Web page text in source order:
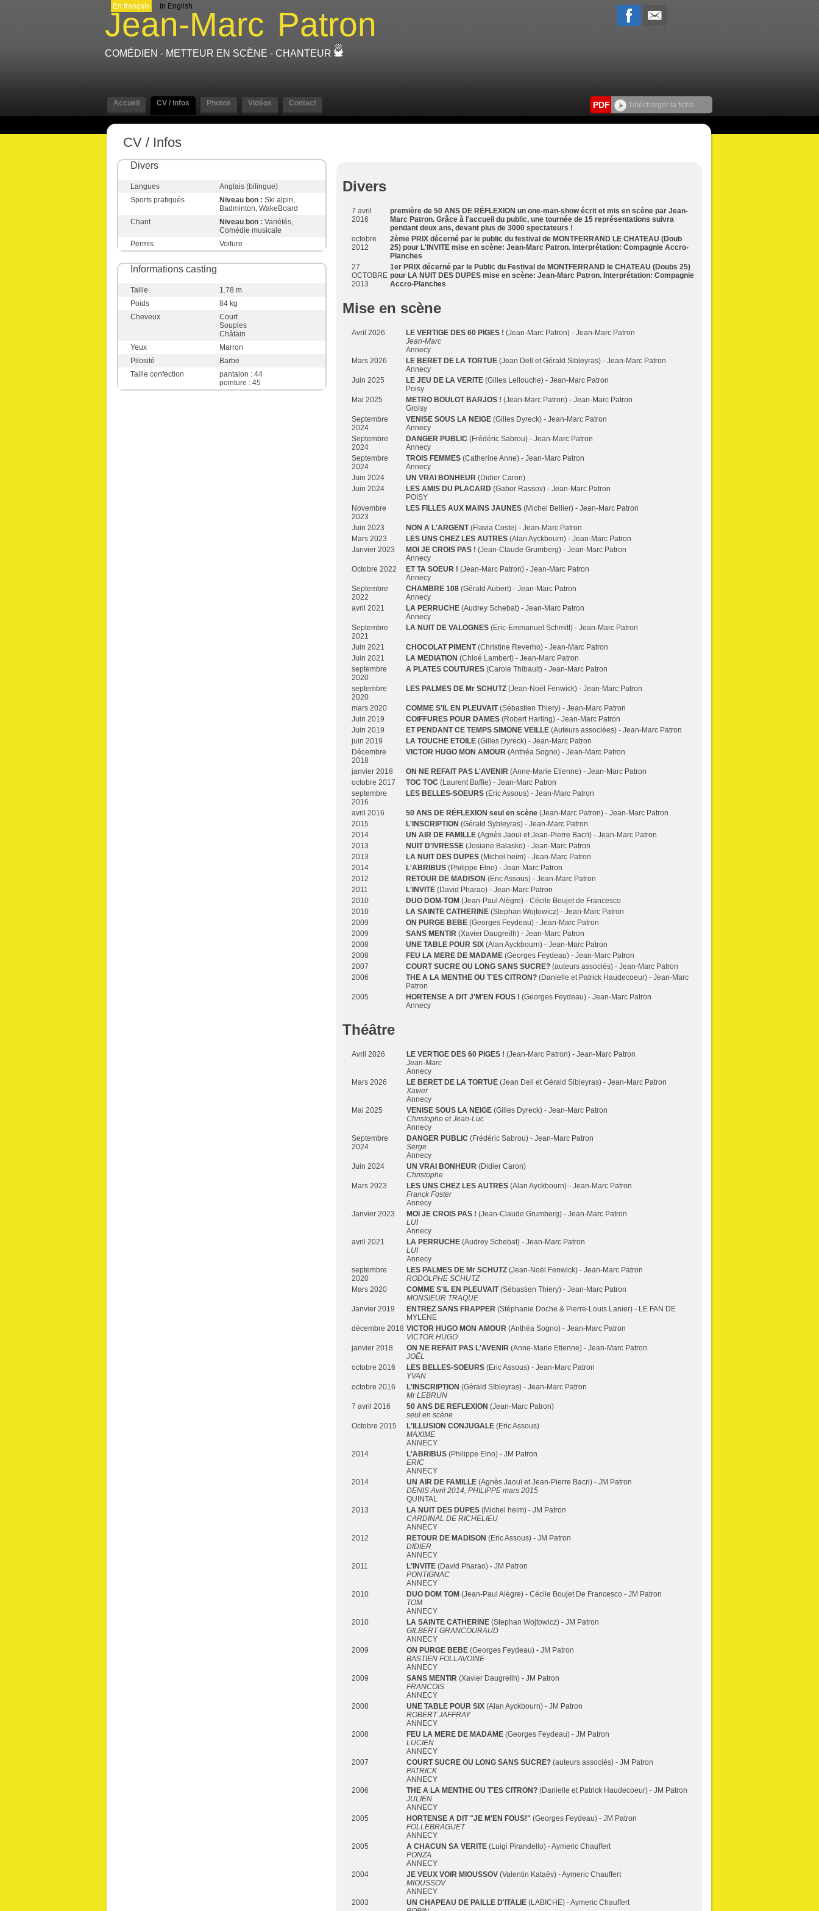
En français In English
Jean-Marc Patron
COMÉDIEN - METTEUR EN SCÈNE - CHANTEUR
Accueil CV / Infos Photos Vidéos Contact PDF Télécharger la fiche
CV / Infos
Divers
Langues
Anglais (bilingue)
Sports pratiqués
Niveau bon : Ski alpin,
Badminton, WakeBoard
Chant
Niveau bon : Variétés,
Comédie musicale
Permis
Voiture
Informations casting
Taille
1.78 m
Poids
84 kg
Cheveux
Court
Souples
Châtain
Yeux
Marron
Pilosité
Barbe
Taille confection
pantalon : 44
pointure : 45
Divers
7 avril
2016
première de 50 ANS DE RÉFLEXION un one-man-show écrit et mis en scène par Jean-
Marc Patron. Grâce à l'accueil du public, une tournée de 15 représentations suivra
pendant deux ans, devant plus de 3000 spectateurs !
octobre
2012
2ème PRIX décerné par le public du festival de MONTFERRAND LE CHATEAU (Doub
25) pour L'INVITE mise en scène: Jean-Marc Patron. Interprétation: Compagnie Accro-
Planches
27
OCTOBRE
2013
1er PRIX décerné par le Public du Festival de MONTFERRAND le CHATEAU (Doubs 25)
pour LA NUIT DES DUPES mise en scène: Jean-Marc Patron. Interprétation: Compagnie
Accro-Planches
Mise en scène
Avril 2026 LE VERTIGE DES 60 PIGES ! (Jean-Marc Patron) - Jean-Marc Patron
Jean-Marc
Annecy
Mars 2026
LE BERET DE LA TORTUE (Jean Dell et Gérald Sibleyras) - Jean-Marc Patron
Annecy
Juin 2025
LE JEU DE LA VERITE (Gilles Lellouche) - Jean-Marc Patron
Poisy
Mai 2025
METRO BOULOT BARJOS ! (Jean-Marc Patron) - Jean-Marc Patron
Groisy
Septembre
2024
VENISE SOUS LA NEIGE (Gilles Dyreck) - Jean-Marc Patron
Annecy
Septembre
2024
DANGER PUBLIC (Frédéric Sabrou) - Jean-Marc Patron
Annecy
Septembre
2024
TROIS FEMMES (Catherine Anne) - Jean-Marc Patron
Annecy
Juin 2024
UN VRAI BONHEUR (Didier Caron)
Juin 2024
LES AMIS DU PLACARD (Gabor Rassov) - Jean-Marc Patron
POISY
Novembre
2023
LES FILLES AUX MAINS JAUNES (Michel Bellier) - Jean-Marc Patron
Juin 2023 NON A L'ARGENT(Flavia Coste) - Jean-Marc Patron
Mars 2023
LES UNS CHEZ LES AUTRES (Alan Ayckbourn) - Jean-Marc Patron
Janvier 2023
MOI JE CROIS PAS ! (Jean-Claude Grumberg) - Jean-Marc Patron
Annecy
Octobre 2022
ET TA SOEUR ! (Jean-Marc Patron) - Jean-Marc Patron
Annecy
Septembre
2022
CHAMBRE 108 (Gérald Aubert) - Jean-Marc Patron
Annecy
avril 2021
LA PERRUCHE (Audrey Schebat) - Jean-Marc Patron
Annecy
Septembre
2021
LA NUIT DE VALOGNES (Eric-Emmanuel Schmitt) - Jean-Marc Patron
Juin 2021 CHOCOLAT PIMENT(Christine Reverho) - Jean-Marc Patron
Juin 2021
LA MEDIATION (Chloé Lambert) - Jean-Marc Patron
septembre
2020
A PLATES COUTURES (Carole Thibault) - Jean-Marc Patron
septembre
2020
LES PALMES DE Mr SCHUTZ (Jean-Noël Fenwick) - Jean-Marc Patron
mars 2020 COMME S'IL EN PLEUVAIT(Sébastien Thiery) - Jean-Marc Patron
Juin 2019
COIFFURES POUR DAMES (Robert Harling) - Jean-Marc Patron
Juin 2019
ET PENDANT CE TEMPS SIMONE VEILLE (Auteurs associées) - Jean-Marc Patron
juin 2019
LA TOUCHE ETOILE (Gilles Dyreck) - Jean-Marc Patron
Décembre
2018
VICTOR HUGO MON AMOUR (Anthéa Sogno) - Jean-Marc Patron
janvier 2018 ON NE REFAIT PAS L'AVENIR (Anne-Marie Etienne) - Jean-Marc Patron
octobre 2017
TOC TOC (Laurent Baffie) - Jean-Marc Patron
septembre
2016
LES BELLES-SOEURS (Eric Assous) - Jean-Marc Patron
avril 2016 50 ANS DE RÉFLEXION seul en scène (Jean-Marc Patron) - Jean-Marc Patron
2015
L'INSCRIPTION (Gérald Sybleyras) - Jean-Marc Patron
2014
UN AIR DE FAMILLE (Agnès Jaoui et Jean-Pierre Bacri) - Jean-Marc Patron
2013
NUIT D'IVRESSE (Josiane Balasko) - Jean-Marc Patron
2013
LA NUIT DES DUPES (Michel heim) - Jean-Marc Patron
2014
L'ABRIBUS (Philippe Elno) - Jean-Marc Patron
2012
RETOUR DE MADISON (Eric Assous) - Jean-Marc Patron
2011
L'INVITE (David Pharao) - Jean-Marc Patron
2010
DUO DOM-TOM (Jean-Paul Alègre) - Cécile Boujet de Francesco
2010
LA SAINTE CATHERINE (Stephan Wojtowicz) - Jean-Marc Patron
2009
ON PURGE BEBE (Georges Feydeau) - Jean-Marc Patron
2009
SANS MENTIR (Xavier Daugreilh) - Jean-Marc Patron
2008
UNE TABLE POUR SIX (Alan Ayckbourn) - Jean-Marc Patron
2008
FEU LA MERE DE MADAME (Georges Feydeau) - Jean-Marc Patron
2007
COURT SUCRE OU LONG SANS SUCRE? (auteurs associés) - Jean-Marc Patron
2006
THE A LA MENTHE OU T'ES CITRON? (Danielle et Patrick Haudecoeur) - Jean-Marc
Patron
2005
HORTENSE A DIT J'M'EN FOUS ! (Georges Feydeau) - Jean-Marc Patron
Annecy
Théâtre
Avril 2026 LE VERTIGE DES 60 PIGES ! (Jean-Marc Patron) - Jean-Marc Patron
Jean-Marc
Annecy
Mars 2026
LE BERET DE LA TORTUE (Jean Dell et Gérald Sibleyras) - Jean-Marc Patron
Xavier
Annecy
Mai 2025
VENISE SOUS LA NEIGE (Gilles Dyreck) - Jean-Marc Patron
Christophe et Jean-Luc
Annecy
Septembre
2024
DANGER PUBLIC (Frédéric Sabrou) - Jean-Marc Patron
Serge
Annecy
Juin 2024
UN VRAI BONHEUR (Didier Caron)
Christophe
Mars 2023
LES UNS CHEZ LES AUTRES (Alan Ayckbourn) - Jean-Marc Patron
Franck Foster
Annecy
Janvier 2023
MOI JE CROIS PAS ! (Jean-Claude Grumberg) - Jean-Marc Patron
LUI
Annecy
avril 2021
LA PERRUCHE (Audrey Schebat) - Jean-Marc Patron
LUI
Annecy
septembre
2020
LES PALMES DE Mr SCHUTZ (Jean-Noël Fenwick) - Jean-Marc Patron
RODOLPHE SCHUTZ
Mars 2020
COMME S'IL EN PLEUVAIT(Sébastien Thiery) - Jean-Marc Patron
MONSIEUR TRAQUE
Janvier 2019
ENTREZ SANS FRAPPER (Stéphanie Doche & Pierre-Louis Lanier) - LE FAN DE
MYLENE
décembre 2018 VICTOR HUGO MON AMOUR (Anthéa Sogno) - Jean-Marc Patron
VICTOR HUGO
janvier 2018
ON NE REFAIT PAS L'AVENIR (Anne-Marie Etienne) - Jean-Marc Patron
JOËL
octobre 2016
LES BELLES-SOEURS (Eric Assous) - Jean-Marc Patron
YVAN
octobre 2016
L'INSCRIPTION (Gérald SIbleyras) - Jean-Marc Patron
Mr LEBRUN
7 avril 2016
50 ANS DE REFLEXION (Jean-Marc Patron)
seul en scène
Octobre 2015
L'ILLUSION CONJUGALE (Eric Assous)
MAXIME
ANNECY
2014
L'ABRIBUS (Philippe Elno) - JM Patron
ERIC
ANNECY
2014
UN AIR DE FAMILLE (Agnès Jaouï et Jean-Pierre Bacri) - JM Patron
DENIS Avril 2014, PHILIPPE mars 2015
QUINTAL
2013
LA NUIT DES DUPES (Michel heim) - JM Patron
CARDINAL DE RICHELIEU
ANNECY
2012
RETOUR DE MADISON (Eric Assous) - JM Patron
DIDIER
ANNECY
2011
L'INVITE (David Pharao) - JM Patron
PONTIGNAC
ANNECY
2010
DUO DOM TOM (Jean-Paul Alègre) - Cécile Boujet De Francesco - JM Patron
TOM
ANNECY
2010
LA SAINTE CATHERINE (Stephan Wojtowicz) - JM Patron
GILBERT GRANCOURAUD
ANNECY
2009
ON PURGE BEBE (Georges Feydeau) - JM Patron
BASTIEN FOLLAVOINE
ANNECY
2009
SANS MENTIR (Xavier Daugreilh) - JM Patron
FRANCOIS
ANNECY
2008
UNE TABLE POUR SIX (Alan Ayckbourn) - JM Patron
ROBERT JAFFRAY
ANNECY
2008
FEU LA MERE DE MADAME (Georges Feydeau) - JM Patron
LUCIEN
ANNECY
2007
COURT SUCRE OU LONG SANS SUCRE? (auteurs associés) - JM Patron
PATRICK
ANNECY
2006
THE A LA MENTHE OU T'ES CITRON? (Danielle et Patrick Haudecoeur) - JM Patron
JULIEN
ANNECY
2005
HORTENSE A DIT "JE M'EN FOUS!" (Georges Feydeau) - JM Patron
FOLLEBRAGUET
ANNECY
2005
A CHACUN SA VERITE (Luigi Pirandello) - Aymeric Chauffert
PONZA
ANNECY
2004
JE VEUX VOIR MIOUSSOV (Valentin Kataëv) - Aymeric Chauffert
MIOUSSOV
ANNECY
2003
UN CHAPEAU DE PAILLE D'ITALIE (LABICHE) - Aymeric Chauffert